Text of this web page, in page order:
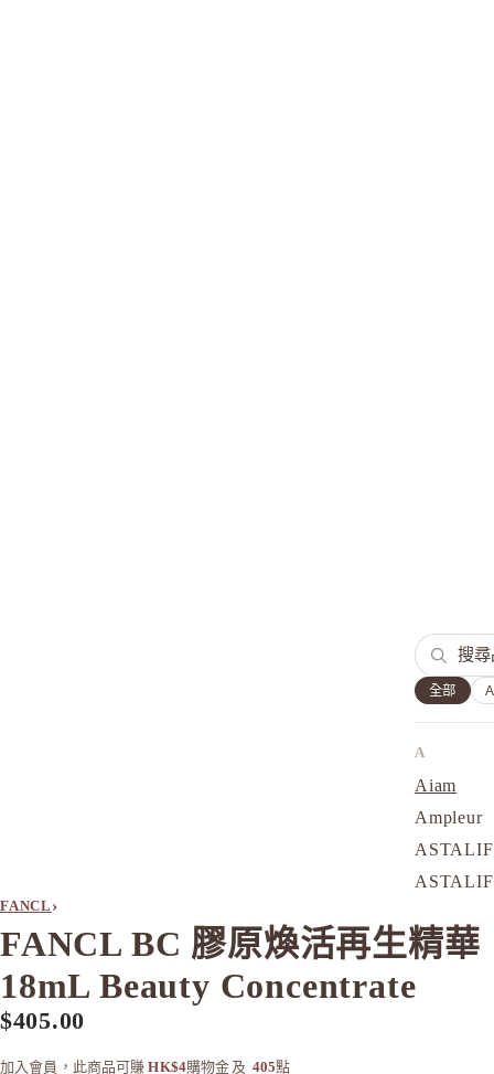
全部
A
Aiam
Ampleur
Attenir
FANCL ›
FANCL BC 膠原煥活再生精華
18mL Beauty Concentrate
$405.00
加入會員，此商品可賺 HK$4購物金 及 405點